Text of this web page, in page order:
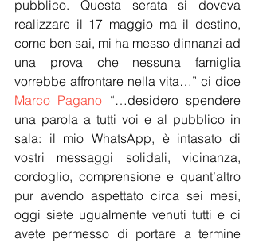
pubblico. Questa serata si doveva
realizzare il 17 maggio ma il destino,
come ben sai, mi ha messo dinnanzi ad
una prova che nessuna famiglia
Marco Pagano “…desidero spendere
una parola a tutti voi e al pubblico in
sala: il mio WhatsApp, è intasato di
vostri messaggi solidali, vicinanza,
cordoglio, comprensione e quant’altro
pur avendo aspettato circa sei mesi,
oggi siete ugualmente venuti tutti e ci
avete permesso di portare a termine